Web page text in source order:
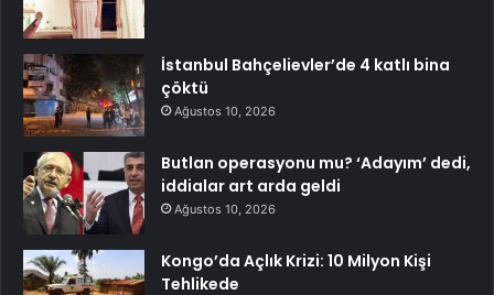
İstanbul Bahçelievler’de 4 katlı bina
çöktü
Ağustos 10, 2026
Butlan operasyonu mu? ‘Adayım’ dedi,
iddialar art arda geldi
Ağustos 10, 2026
Kongo’da Açlık Krizi: 10 Milyon Kişi
Tehlikede